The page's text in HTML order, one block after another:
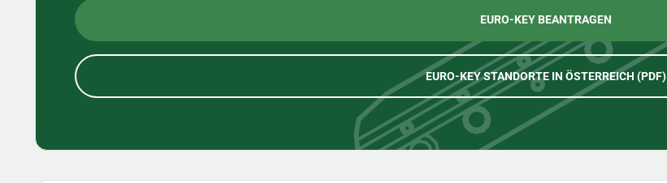
EURO-KEY BEANTRAGEN
EURO-KEY STANDORTE IN ÖSTERREICH (PDF)